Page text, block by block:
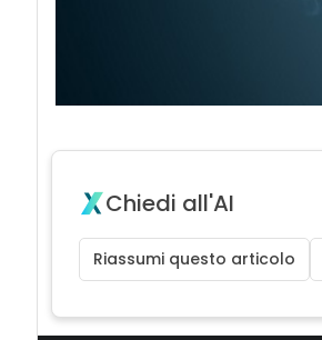
Chiedi all'AI
Riassumi questo articolo